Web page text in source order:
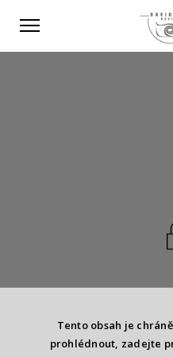
Tento obsah je
prohlédnout, zadejte